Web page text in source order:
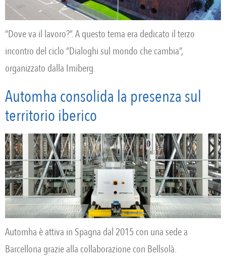
“Dove va il lavoro?”. A questo tema era dedicato il terzo
incontro del ciclo “Dialoghi sul mondo che cambia”,
organizzato dalla Imiberg.
Automha consolida la presenza sul
territorio iberico
Automha è attiva in Spagna dal 2015 con una sede a
Barcellona grazie alla collaborazione con Bellsolà.